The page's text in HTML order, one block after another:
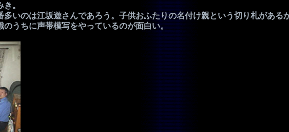
。
いのは江坂遊さんであろう。子供おふたりの名付け親という切り札がある
うちに声帯模写をやっているのが面白い。